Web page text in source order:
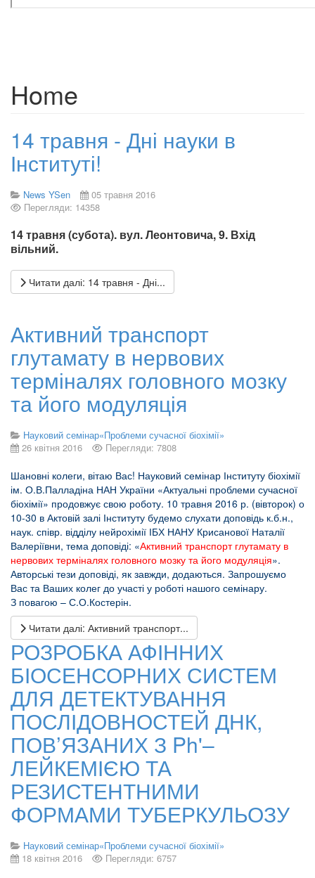
Home
14 травня - Дні науки в
Інституті!
News YSen
05 травня 2016
Перегляди: 14358
14 травня (субота). вул. Леонтовича, 9. Вхід
вільний.
Читати далі: 14 травня - Дні...
Активний транспорт
глутамату в нервових
терміналях головного мозку
та його модуляція
Науковий семінар«Проблеми сучасної біохімії»
26 квітня 2016
Перегляди: 7808
Шановні колеги, вітаю Вас! Науковий семінар Інституту біохімії
ім. О.В.Палладіна НАН України «Актуальні проблеми сучасної
біохімії» продовжує свою роботу. 10 травня 2016 р. (вівторок) о
10-30 в Актовій залі Інституту будемо слухати доповідь к.б.н.,
наук. співр. відділу нейрохімії ІБХ НАНУ Крисанової Наталії
Валеріївни, тема доповіді: «Активний транспорт глутамату в
нервових терміналях головного мозку та його модуляція».
Авторські тези доповіді, як завжди, додаються. Запрошуємо
Вас та Ваших колег до участі у роботі нашого семінару.
З повагою – С.О.Костерін.
Читати далі: Активний транспорт...
РОЗРОБКА АФІННИХ
БІОСЕНСОРНИХ СИСТЕМ
ДЛЯ ДЕТЕКТУВАННЯ
ПОСЛІДОВНОСТЕЙ ДНК,
ПОВ’ЯЗАНИХ З Ph'–
ЛЕЙКЕМІЄЮ ТА
РЕЗИСТЕНТНИМИ
ФОРМАМИ ТУБЕРКУЛЬОЗУ
Науковий семінар«Проблеми сучасної біохімії»
18 квітня 2016
Перегляди: 6757